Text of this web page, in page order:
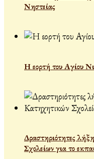
Νηστείας
Η εορτή του Αγίου
Δραστηριότητες
Σχολείων για το